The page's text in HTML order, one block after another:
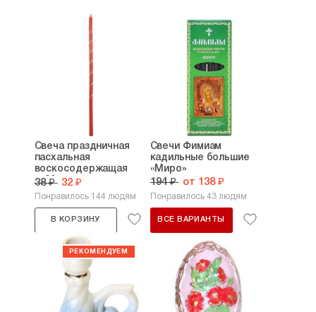
Свеча праздничная
пасхальная
воскосодержащая
№30...
38 ₽ 32 ₽
Понравилось 144 людям
В КОРЗИНУ
Свечи Фимиам
кадильные большие
«Миро»
194 ₽ от 138 ₽
Понравилось 43 людям
ВСЕ ВАРИАНТЫ